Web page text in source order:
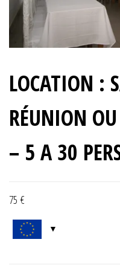
LOCATION :
RÉUNION
– 5 A 30
75€